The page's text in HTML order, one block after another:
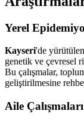
Yerel
Kayseri'de
genetik ve çevresel
Bu çalışmalar,
geliştirilmesine
Aile